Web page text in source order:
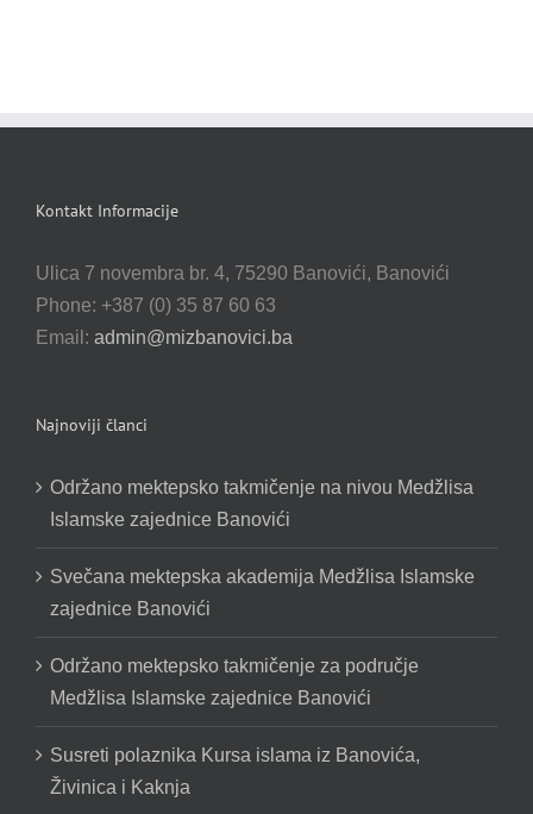
Kontakt Informacije
Ulica 7 novembra br. 4, 75290 Banovići, Banovići
Phone: +387 (0) 35 87 60 63
Email: admin@mizbanovici.ba
Najnoviji članci
Održano mektepsko takmičenje na nivou Medžlisa
Islamske zajednice Banovići
Svečana mektepska akademija Medžlisa Islamske
zajednice Banovići
Održano mektepsko takmičenje za područje
Medžlisa Islamske zajednice Banovići
Susreti polaznika Kursa islama iz Banovića,
Živinica i Kaknja